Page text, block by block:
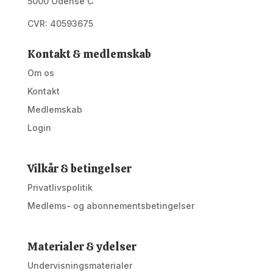
CVR: 40593675
Kontakt & medlemskab
Om os
Kontakt
Medlemskab
Login
Vilkår & betingelser
Privatlivspolitik
Medlems- og abonnementsbetingelser
Materialer & ydelser
Undervisningsmaterialer